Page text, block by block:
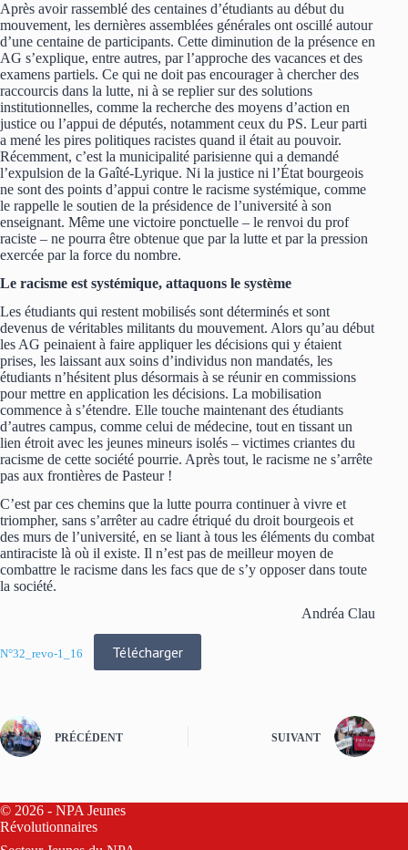
Après avoir rassemblé des centaines d’étudiants au début du
mouvement, les dernières assemblées générales ont oscillé autour
d’une centaine de participants. Cette diminution de la présence en
AG s’explique, entre autres, par l’approche des vacances et des
examens partiels. Ce qui ne doit pas encourager à chercher des
raccourcis dans la lutte, ni à se replier sur des solutions
institutionnelles, comme la recherche des moyens d’action en
justice ou l’appui de députés, notamment ceux du PS. Leur parti
a mené les pires politiques racistes quand il était au pouvoir.
Récemment, c’est la municipalité parisienne qui a demandé
l’expulsion de la Gaîté-Lyrique. Ni la justice ni l’État bourgeois
ne sont des points d’appui contre le racisme systémique, comme
le rappelle le soutien de la présidence de l’université à son
enseignant. Même une victoire ponctuelle – le renvoi du prof
raciste – ne pourra être obtenue que par la lutte et par la pression
exercée par la force du nombre.
Le racisme est systémique, attaquons le système
Les étudiants qui restent mobilisés sont déterminés et sont
devenus de véritables militants du mouvement. Alors qu’au début
les AG peinaient à faire appliquer les décisions qui y étaient
prises, les laissant aux soins d’individus non mandatés, les
étudiants n’hésitent plus désormais à se réunir en commissions
pour mettre en application les décisions. La mobilisation
commence à s’étendre. Elle touche maintenant des étudiants
d’autres campus, comme celui de médecine, tout en tissant un
lien étroit avec les jeunes mineurs isolés – victimes criantes du
racisme de cette société pourrie. Après tout, le racisme ne s’arrête
pas aux frontières de Pasteur !
C’est par ces chemins que la lutte pourra continuer à vivre et
triompher, sans s’arrêter au cadre étriqué du droit bourgeois et
des murs de l’université, en se liant à tous les éléments du combat
antiraciste là où il existe. Il n’est pas de meilleur moyen de
combattre le racisme dans les facs que de s’y opposer dans toute
la société.
Andréa Clau
N°32_revo-1_16 Télécharger
PRÉCÉDENT SUIVANT
© 2026 - NPA Jeunes
Révolutionnaires